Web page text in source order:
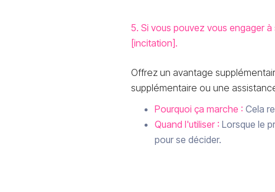
5. Si vous pouvez vous engager
[incitation].
Offrez un avantage
supplémentaire ou une
Pourquoi ça marche : Cela
Quand l'utiliser : Lorsque le
pour se décider.